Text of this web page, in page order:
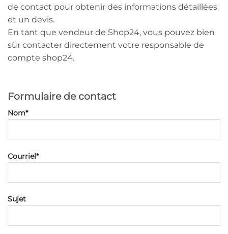
de contact pour obtenir des informations détaillées
et un devis.
En tant que vendeur de Shop24, vous pouvez bien
sûr contacter directement votre responsable de
compte shop24.
Formulaire de contact
Nom*
Courriel*
Sujet